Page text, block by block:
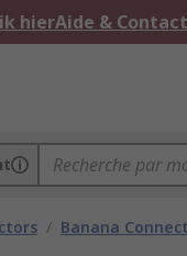
hierAide & Contact
/ Banana